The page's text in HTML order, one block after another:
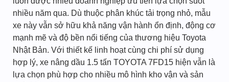
nhiều năm qua. Dù thuộc phân khúc tải trọng nhỏ, mẫu
xe này vẫn sở hữu khả năng vận hành ổn định, động cơ
mạnh mẽ và độ bền nổi tiếng của thương hiệu Toyota
Nhật Bản. Với thiết kế linh hoạt cùng chi phí sử dụng
hợp lý, xe nâng dầu 1.5 tấn TOYOTA 7FD15 hiện vẫn là
lựa chọn phù hợp cho nhiều mô hình kho vận và sản